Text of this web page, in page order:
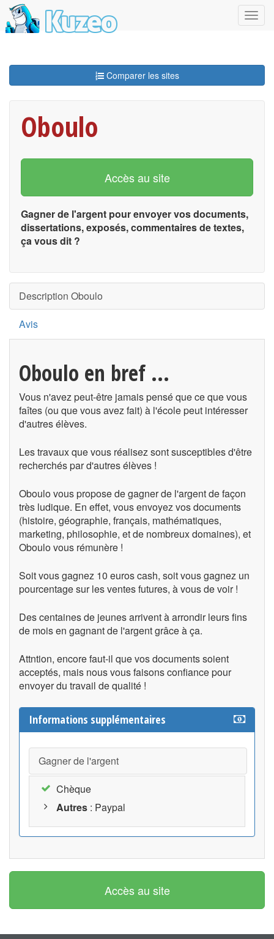
Comparer les sites
Oboulo
Accès au site
Gagner de l'argent pour envoyer vos documents,
dissertations, exposés, commentaires de textes,
ça vous dit ?
Description Oboulo
Avis
Oboulo en bref ...
Vous n'avez peut-être jamais pensé que ce que vous
faîtes (ou que vous avez fait) à l'école peut intéresser
d'autres élèves.
Les travaux que vous réalisez sont susceptibles d'être
recherchés par d'autres élèves !
Oboulo vous propose de gagner de l'argent de façon
très ludique. En effet, vous envoyez vos documents
(histoire, géographie, français, mathématiques,
marketing, philosophie, et de nombreux domaines), et
Oboulo vous rémunère !
Soit vous gagnez 10 euros cash, soit vous gagnez un
pourcentage sur les ventes futures, à vous de voir !
Des centaines de jeunes arrivent à arrondir leurs fins
de mois en gagnant de l'argent grâce à ça.
Attntion, encore faut-il que vos documents soient
acceptés, mais nous vous faisons confiance pour
envoyer du travail de qualité !
Informations supplémentaires
Gagner de l'argent
Chèque
Autres : Paypal
Accès au site